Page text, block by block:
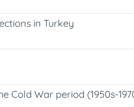
in Turkey
Cold War period (1950s-